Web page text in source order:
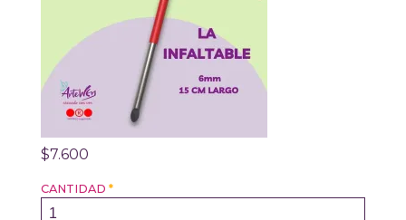
$7.600
CANTIDAD *